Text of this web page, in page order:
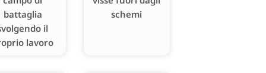
battaglia
il
lavoro
schemi